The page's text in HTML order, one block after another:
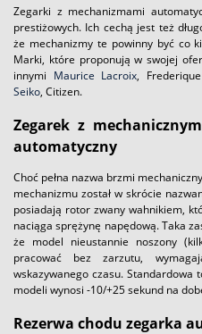
Zegarki z mechanizmami
prestiżowych. Ich cechą jest też
że mechanizmy te powinny być co
Marki, które proponują w swojej
innymi Maurice Lacroix,
Seiko, Citizen.
Zegarek z
automatyczny
Choć pełna nazwa brzmi
mechanizmu został w skrócie
posiadają rotor zwany wahnikiem,
naciąga sprężynę napędową. Taka
że model nieustannie noszony
pracować bez zarzutu,
wskazywanego czasu.
modeli wynosi -10/+25 sekund na
Rezerwa chodu zegarka